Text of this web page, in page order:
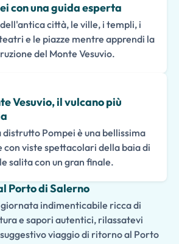
con una guida esperta
città, le ville, i templi, i
e le piazze mentre apprendi la
del Monte Vesuvio.
Vesuvio, il vulcano più
distrutto Pompei è una bellissima
con viste spettacolari della baia di
salita con un gran finale.
Porto di Salerno
giornata indimenticabile ricca di
e sapori autentici, rilassatevi
viaggio di ritorno al Porto